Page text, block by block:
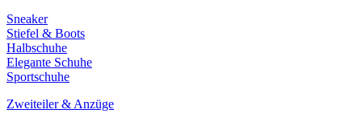
Sneaker
Stiefel & Boots
Halbschuhe
Elegante Schuhe
Sportschuhe
Zweiteiler & Anzüge